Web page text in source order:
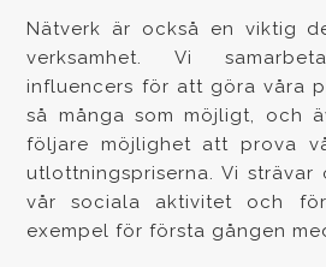
Nätverk är också en viktig
verksamhet. Vi
influencers för att göra våra
så många som möjligt, och
följare möjlighet att prova
utlottningspriserna. Vi
vår sociala aktivitet och
exempel för första gången